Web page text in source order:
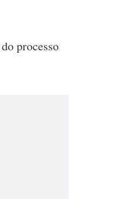
processo